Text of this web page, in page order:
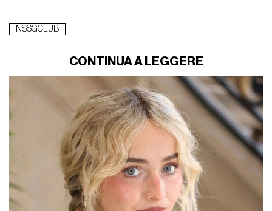
NSSGCLUB
CONTINUA A LEGGERE